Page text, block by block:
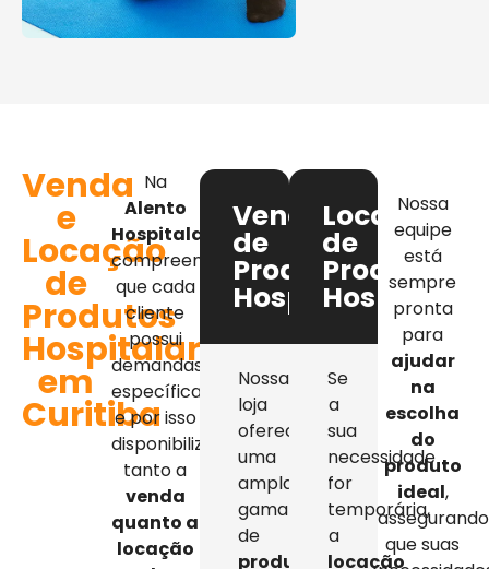
Venda
e
Locação
de
Produtos
Hospitalares
em
Curitiba
Na
Alento
Hospitalar
compreendemos
que cada
cliente
possui
demandas
específicas,
e por isso
disponibilizamos
tanto a
venda
quanto a
locação
Venda
de
Produtos
Hospitalares
Nossa
loja
oferece
uma
ampla
gama
de
produtos
Locação
de
Produtos
Se
a
sua
necessidade
for
temporária,
a
locação
Nossa
equipe
está
sempre
pronta
para
ajudar
na
escolha
do
produto
ideal,
assegurando
que suas